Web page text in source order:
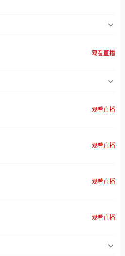
观看直播
观看直播
观看直播
观看直播
观看直播